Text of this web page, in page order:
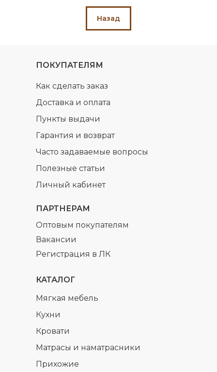
Назад
ПАРТНЕРАМ
Регистрация в ЛК
Оптовым покупателям
Вакансии
КАТАЛОГ
Кухни
Мягкая мебель
Кровати
Матрасы и наматрасники
Прихожие
ПОКУПАТЕЛЯМ
Доставка и оплата
Часто задаваемые вопросы
Гарантия и возврат
Полезные статьи
Пункты выдачи
Как сделать заказ
Личный кабинет